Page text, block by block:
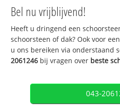
Bel nu vrijblijvend!
Heeft u dringend een
schoorsteen of dak? Ook voor
u ons bereiken via onderstaand
2061246 bij vragen over beste
043-